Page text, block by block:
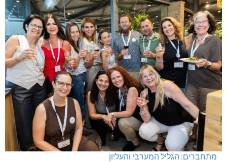
מתחברים: הגליל המערבי והעליון